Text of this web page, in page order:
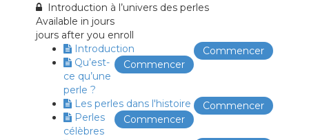
Introduction à l’univers des perles
Available in jours
jours after you enroll
Commencer
Introduction
Commencer
Qu’est-
ce qu’une
perle ?
Commencer
Les perles dans l'histoire
Commencer
Perles
célèbres